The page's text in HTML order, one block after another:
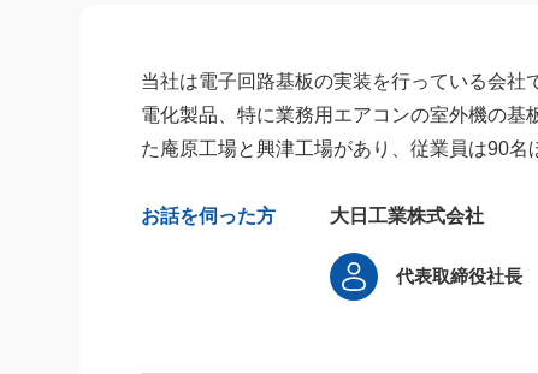
当社は電子回路基板の実装を行っている会社
電化製品、特に業務用エアコンの室外機の基
た庵原工場と興津工場があり、従業員は90名
お話を伺った方 大日工業株式会社
代表取締役社長